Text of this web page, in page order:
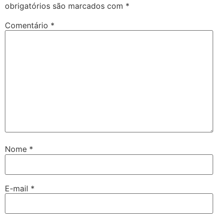
obrigatórios são marcados com *
Comentário *
Nome *
E-mail *